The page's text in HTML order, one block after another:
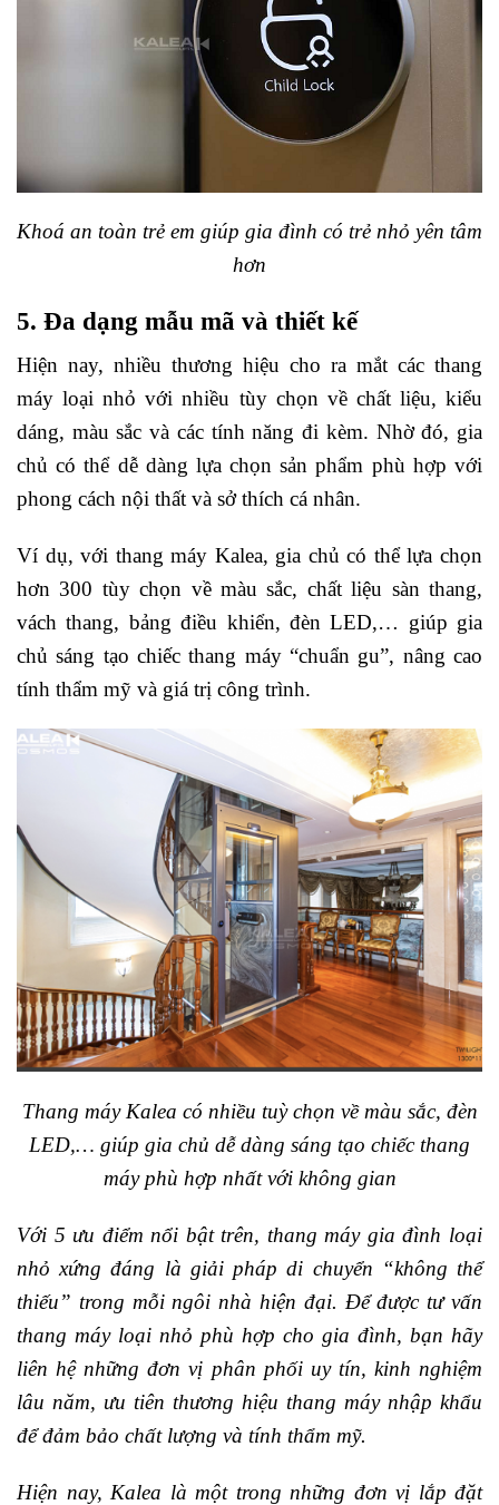
Khoá an toàn trẻ em giúp gia đình có trẻ nhỏ yên tâm
hơn
5. Đa dạng mẫu mã và thiết kế
Hiện nay, nhiều thương hiệu cho ra mắt các thang
máy loại nhỏ với nhiều tùy chọn về chất liệu, kiểu
dáng, màu sắc và các tính năng đi kèm. Nhờ đó, gia
chủ có thể dễ dàng lựa chọn sản phẩm phù hợp với
phong cách nội thất và sở thích cá nhân.
Ví dụ, với thang máy Kalea, gia chủ có thể lựa chọn
hơn 300 tùy chọn về màu sắc, chất liệu sàn thang,
vách thang, bảng điều khiển, đèn LED,… giúp gia
chủ sáng tạo chiếc thang máy “chuẩn gu”, nâng cao
tính thẩm mỹ và giá trị công trình.
Thang máy Kalea có nhiều tuỳ chọn về màu sắc, đèn
LED,… giúp gia chủ dễ dàng sáng tạo chiếc thang
máy phù hợp nhất với không gian
Với 5 ưu điểm nổi bật trên, thang máy gia đình loại
nhỏ xứng đáng là giải pháp di chuyển “không thể
thiếu” trong mỗi ngôi nhà hiện đại. Để được tư vấn
thang máy loại nhỏ phù hợp cho gia đình, bạn hãy
liên hệ những đơn vị phân phối uy tín, kinh nghiệm
lâu năm, ưu tiên thương hiệu thang máy nhập khẩu
để đảm bảo chất lượng và tính thẩm mỹ.
Hiện nay, Kalea là một trong những đơn vị lắp đặt